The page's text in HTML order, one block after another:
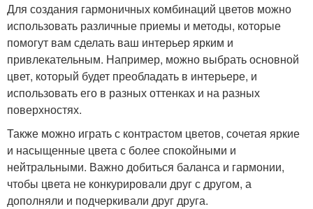
Для создания гармоничных комбинаций цветов можно
использовать различные приемы и методы, которые
помогут вам сделать ваш интерьер ярким и
привлекательным. Например, можно выбрать основной
цвет, который будет преобладать в интерьере, и
использовать его в разных оттенках и на разных
поверхностях.
Также можно играть с контрастом цветов, сочетая яркие
и насыщенные цвета с более спокойными и
нейтральными. Важно добиться баланса и гармонии,
чтобы цвета не конкурировали друг с другом, а
дополняли и подчеркивали друг друга.